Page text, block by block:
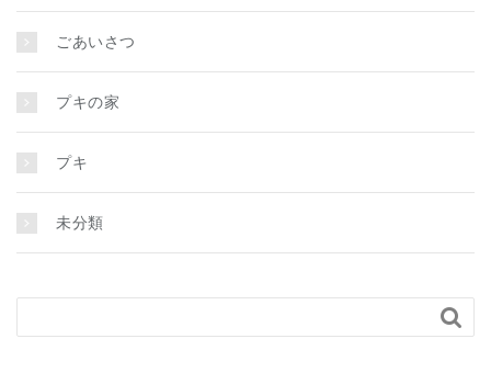
ごあいさつ
プキの家
プキ
未分類
